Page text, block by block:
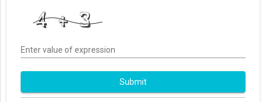
Enter value of expression
Submit